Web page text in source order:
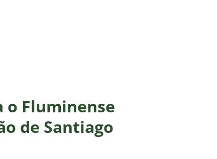
decreta Estágio 2 por ventos fortes antes de
o Fluminense
de Santiago